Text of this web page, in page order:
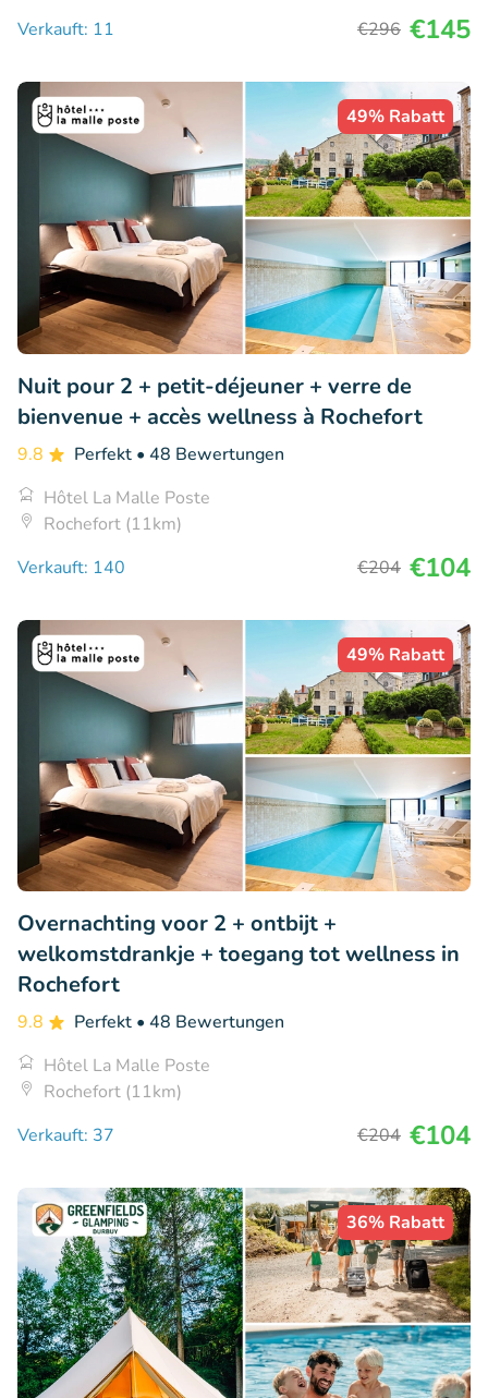
Verkauft: 11
€296 €145
49% Rabatt
Nuit pour 2 + petit-déjeuner + verre de
bienvenue + accès wellness à Rochefort
9.8 Perfekt • 48 Bewertungen
Hôtel La Malle Poste
Rochefort (11km)
Verkauft: 140
€204 €104
49% Rabatt
Overnachting voor 2 + ontbijt +
welkomstdrankje + toegang tot wellness in
Rochefort
9.8 Perfekt • 48 Bewertungen
Hôtel La Malle Poste
Rochefort (11km)
Verkauft: 37
€204 €104
36% Rabatt